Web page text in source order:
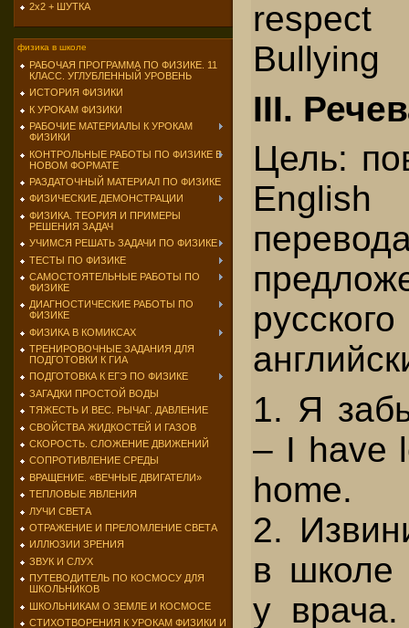
2х2 + ШУТКА
физика в школе
РАБОЧАЯ ПРОГРАММА ПО ФИЗИКЕ. 11
КЛАСС. УГЛУБЛЕННЫЙ УРОВЕНЬ
ИСТОРИЯ ФИЗИКИ
К УРОКАМ ФИЗИКИ
РАБОЧИЕ МАТЕРИАЛЫ К УРОКАМ
ФИЗИКИ
КОНТРОЛЬНЫЕ РАБОТЫ ПО ФИЗИКЕ В
НОВОМ ФОРМАТЕ
РАЗДАТОЧНЫЙ МАТЕРИАЛ ПО ФИЗИКЕ
ФИЗИЧЕСКИЕ ДЕМОНСТРАЦИИ
ФИЗИКА. ТЕОРИЯ И ПРИМЕРЫ
РЕШЕНИЯ ЗАДАЧ
УЧИМСЯ РЕШАТЬ ЗАДАЧИ ПО ФИЗИКЕ
ТЕСТЫ ПО ФИЗИКЕ
САМОСТОЯТЕЛЬНЫЕ РАБОТЫ ПО
ФИЗИКЕ
ДИАГНОСТИЧЕСКИЕ РАБОТЫ ПО
ФИЗИКЕ
ФИЗИКА В КОМИКСАХ
ТРЕНИРОВОЧНЫЕ ЗАДАНИЯ ДЛЯ
ПОДГОТОВКИ К ГИА
ПОДГОТОВКА К ЕГЭ ПО ФИЗИКЕ
ЗАГАДКИ ПРОСТОЙ ВОДЫ
ТЯЖЕСТЬ И ВЕС. РЫЧАГ. ДАВЛЕНИЕ
СВОЙСТВА ЖИДКОСТЕЙ И ГАЗОВ
СКОРОСТЬ. СЛОЖЕНИЕ ДВИЖЕНИЙ
СОПРОТИВЛЕНИЕ СРЕДЫ
ВРАЩЕНИЕ. «ВЕЧНЫЕ ДВИГАТЕЛИ»
ТЕПЛОВЫЕ ЯВЛЕНИЯ
ЛУЧИ СВЕТА
ОТРАЖЕНИЕ И ПРЕЛОМЛЕНИЕ СВЕТА
ИЛЛЮЗИИ ЗРЕНИЯ
ЗВУК И СЛУХ
ПУТЕВОДИТЕЛЬ ПО КОСМОСУ ДЛЯ
ШКОЛЬНИКОВ
ШКОЛЬНИКАМ О ЗЕМЛЕ И КОСМОСЕ
СТИХОТВОРЕНИЯ К УРОКАМ ФИЗИКИ И
respect
Bullying
III.
Цель:
1. Я
– I have
home.
2.
в
у